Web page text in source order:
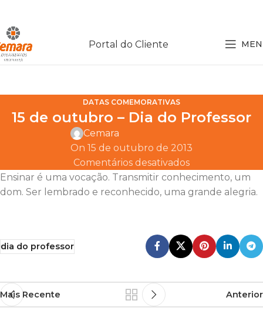
Portal do Cliente
DATAS COMEMORATIVAS
15 de outubro – Dia do Professor
Cemara
On 15 de outubro de 2013
Comentários desativados
Ensinar é uma vocação. Transmitir conhecimento, um
dom. Ser lembrado e reconhecido, uma grande alegria.
dia do professor
Mais Recente Anterior